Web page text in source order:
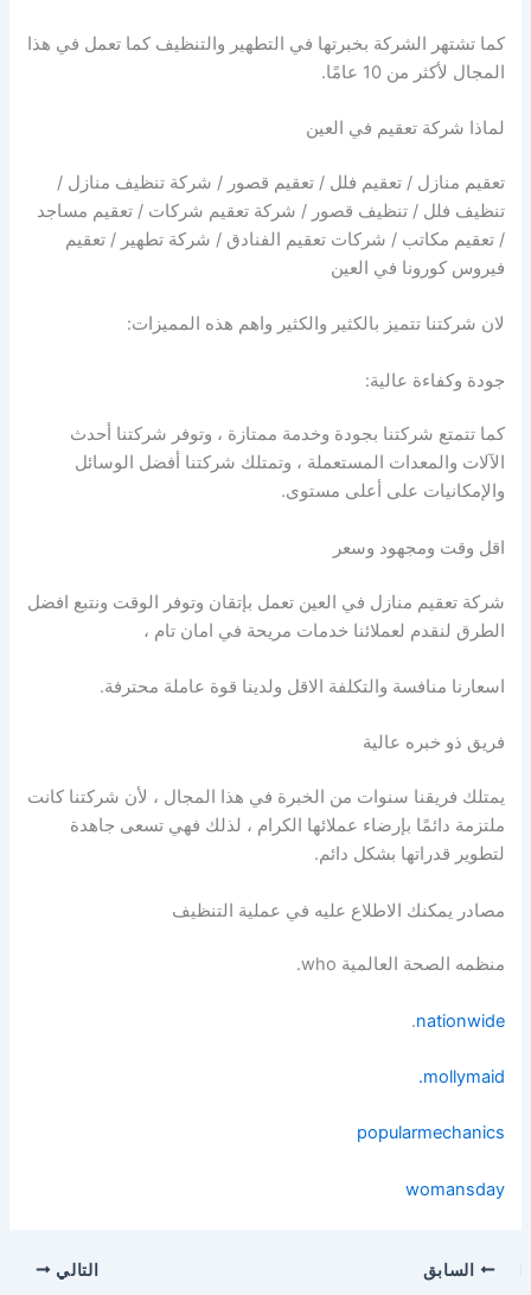
كما تشتهر الشركة بخبرتها في التطهير والتنظيف كما تعمل في هذا
المجال لأكثر من 10 عامًا.
لماذا شركة تعقيم في العين
تعقيم منازل / تعقيم فلل / تعقيم قصور / شركة تنظيف منازل /
تنظيف فلل / تنظيف قصور / شركة تعقيم شركات / تعقيم مساجد
/ تعقيم مكاتب / شركات تعقيم الفنادق / شركة تطهير / تعقيم
فيروس كورونا في العين
لان شركتنا تتميز بالكثير والكثير واهم هذه المميزات:
جودة وكفاءة عالية:
كما تتمتع شركتنا بجودة وخدمة ممتازة ، وتوفر شركتنا أحدث
الآلات والمعدات المستعملة ، وتمتلك شركتنا أفضل الوسائل
والإمكانيات على أعلى مستوى.
اقل وقت ومجهود وسعر
شركة تعقيم منازل في العين تعمل بإتقان وتوفر الوقت ونتبع افضل
الطرق لنقدم لعملائنا خدمات مريحة في امان تام ،
اسعارنا منافسة والتكلفة الاقل ولدينا قوة عاملة محترفة.
فريق ذو خبره عالية
يمتلك فريقنا سنوات من الخبرة في هذا المجال ، لأن شركتنا كانت
ملتزمة دائمًا بإرضاء عملائها الكرام ، لذلك فهي تسعى جاهدة
لتطوير قدراتها بشكل دائم.
مصادر يمكنك الاطلاع عليه في عملية التنظيف
منظمه الصحة العالمية who.
nationwide
.
mollymaid.
popularmechanics
womansday
السابق التالي